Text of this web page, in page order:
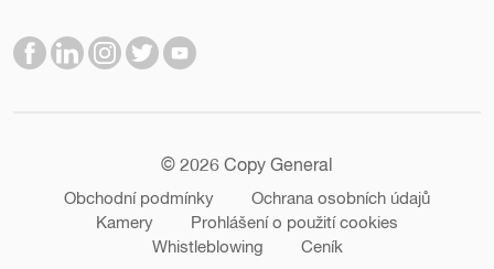
© 2026 Copy General
Obchodní podmínky
Ochrana osobních údajů
Kamery
Prohlášení o použití cookies
Whistleblowing
Ceník